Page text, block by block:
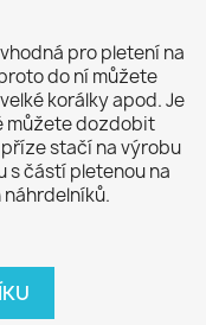
pro pletení na
do ní můžete
korálky apod. Je
můžete dozdobit
stačí na výrobu
s částí pletenou na